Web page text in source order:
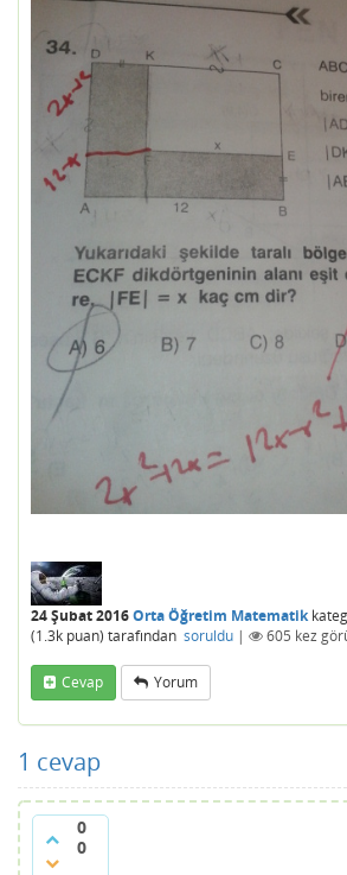
24 Şubat 2016Orta Öğretim Matematik
(1.3k puan) tarafından soruldu | 605 kez
Cevap Yorum
1 cevap
0
0